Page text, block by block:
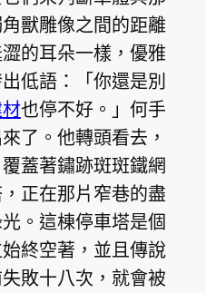
獸雕像之間的距離
的耳朵一樣，優雅
低語：「你還是別
也停不好。」何手
了。他轉頭看去，
蓋著鏽跡斑斑鐵網
正在那片窄巷的盡
。這棟停車塔是個
終空著，並且傳說
敗十八次，就會被